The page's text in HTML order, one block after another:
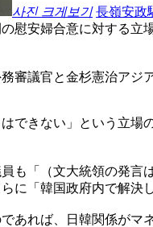
사진 크게보기 長嶺安政
慰安婦合意に対する
審議官と金杉憲治ア
できない」という立
も「（文大統領の発
に「韓国政府内で解
あれば、日韓関係がマ